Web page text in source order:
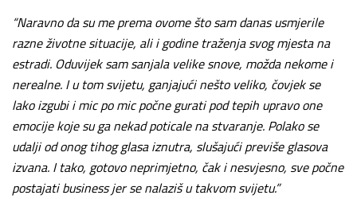
“Naravno da su me prema ovome što sam danas usmjerile
razne životne situacije, ali i godine traženja svog mjesta na
estradi. Oduvijek sam sanjala velike snove, možda nekome i
nerealne. I u tom svijetu, ganjajući nešto veliko, čovjek se
lako izgubi i mic po mic počne gurati pod tepih upravo one
emocije koje su ga nekad poticale na stvaranje. Polako se
udalji od onog tihog glasa iznutra, slušajući previše glasova
izvana. I tako, gotovo neprimjetno, čak i nesvjesno, sve počne
postajati business jer se nalaziš u takvom svijetu.”